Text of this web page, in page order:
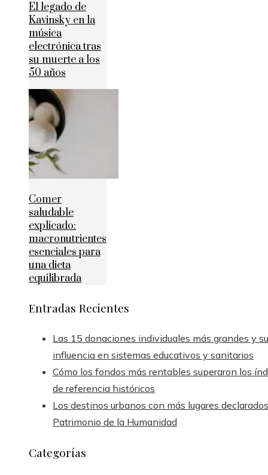
El legado de
Kavinsky en la
música
electrónica tras
su muerte a los
50 años
Comer
saludable
explicado:
macronutrientes
esenciales para
una dieta
equilibrada
Entradas Recientes
Las 15 donaciones individuales más grandes y su
influencia en sistemas educativos y sanitarios
Cómo los fondos más rentables superaron los
de referencia históricos
Los destinos urbanos con más lugares declarados
Patrimonio de la Humanidad
Categorías